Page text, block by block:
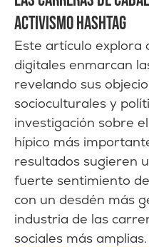
ACTIVISMO HASHTAG
Este artículo explora
digitales enmarcan
revelando sus
socioculturales y
investigación sobre
hípico más
resultados sugieren
fuerte sentimiento
con un desdén más
industria de las
sociales más amplias.